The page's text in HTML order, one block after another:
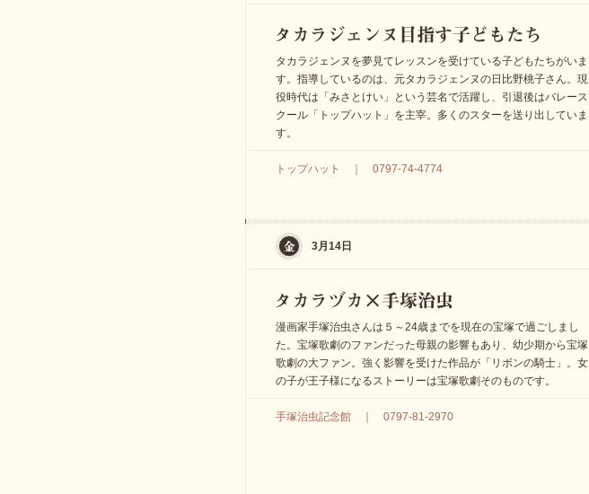
タカラジェンヌを夢見てレッスンを受けている子どもたちがいま
す。指導しているのは、元タカラジェンヌの日比野桃子さん。現
役時代は「みさとけい」という芸名で活躍し、引退後はバレース
クール「トップハット」を主宰。多くのスターを送り出していま
す。
トップハット ｜ 0797-74-4774
3月14日
漫画家手塚治虫さんは５～24歳までを現在の宝塚で過ごしまし
た。宝塚歌劇のファンだった母親の影響もあり、幼少期から宝塚
歌劇の大ファン。強く影響を受けた作品が「リボンの騎士」。女
の子が王子様になるストーリーは宝塚歌劇そのものです。
手塚治虫記念館 ｜ 0797-81-2970